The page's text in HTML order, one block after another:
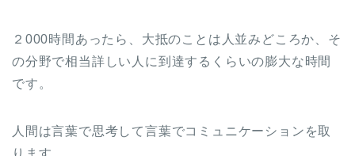
２000時間あったら、大抵のことは人並みどころか、そ
の分野で相当詳しい人に到達するくらいの膨大な時間
です。
人間は言葉で思考して言葉でコミュニケーションを取